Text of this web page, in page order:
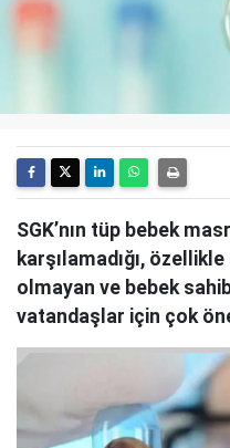
SGK’nın tüp bebek
karşılamadığı,
olmayan ve bebek
vatandaşlar için çok